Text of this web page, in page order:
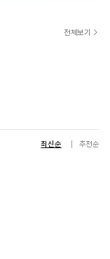
전체보기
최신순 추천순